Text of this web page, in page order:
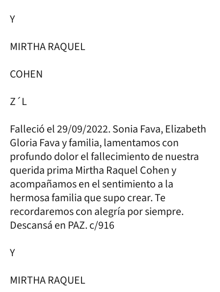
Y
MIRTHA RAQUEL
COHEN
Z´L
Falleció el 29/09/2022. Sonia Fava, Elizabeth
Gloria Fava y familia, lamentamos con
profundo dolor el fallecimiento de nuestra
querida prima Mirtha Raquel Cohen y
acompañamos en el sentimiento a la
hermosa familia que supo crear. Te
recordaremos con alegría por siempre.
Descansá en PAZ. c/916
Y
MIRTHA RAQUEL